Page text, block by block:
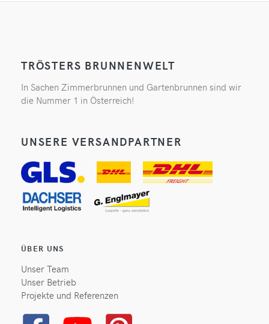
TRÖSTERS BRUNNENWELT
In Sachen Zimmerbrunnen und Gartenbrunnen sind wir
die Nummer 1 in Österreich!
UNSERE VERSANDPARTNER
ÜBER UNS
Unser Team
Unser Betrieb
Projekte und Referenzen